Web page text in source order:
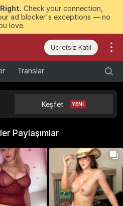
Check your connection,
ad blocker's exceptions — no
love.
Ücretsiz Katıl
Translar
Keşfet YENI
Paylaşımlar